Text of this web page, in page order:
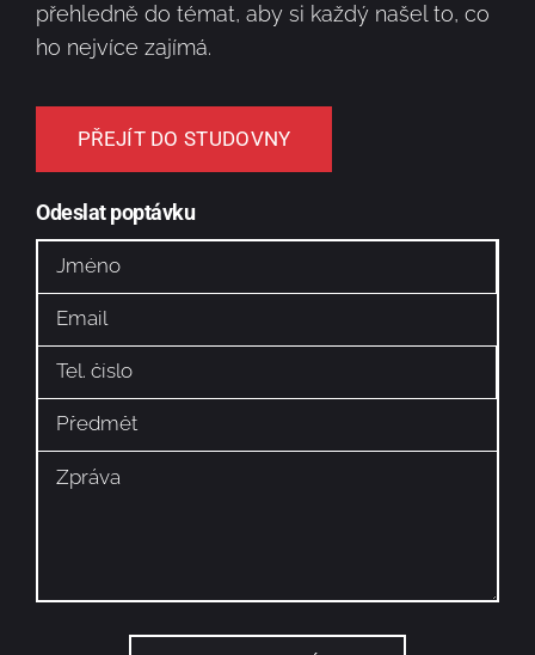
přehledně do témat, aby si každý našel to, co
ho nejvíce zajímá.
PŘEJÍT DO STUDOVNY
Odeslat poptávku